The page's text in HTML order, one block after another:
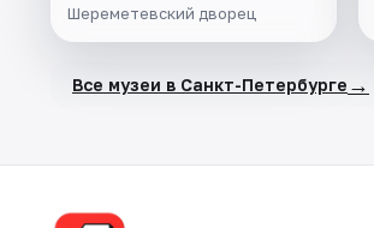
Шереметевский дворец
Все музеи в Санкт-Петербурге →